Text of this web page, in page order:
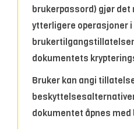
brukerpassord) gjør det
ytterligere operasjoner
dokumentets
Bruker kan angi
dokumentet åpnes